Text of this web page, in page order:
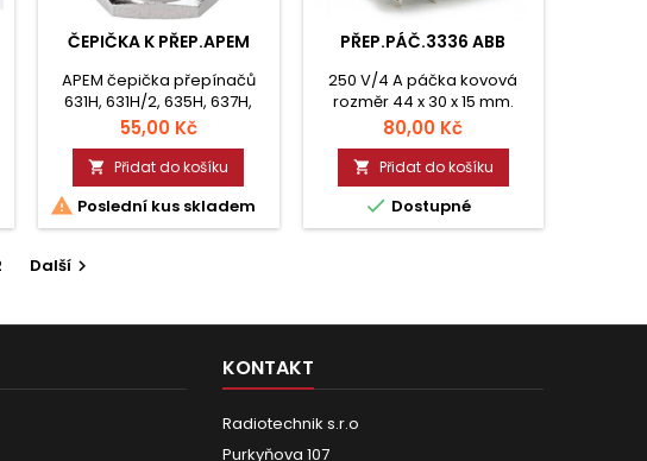
ČEPIČKA K PŘEP.APEM
APEM čepička přepínačů
631H, 631H/2, 635H, 637H,
637H/2, 637H/5, 638H, 639H,
644H, 646H-2, 647H, 649H-2
Cena
55,00 Kč
 Přidat do košíku
 Poslední kus skladem
PŘEP.PÁČ.3336 ABB
250 V/4 A páčka kovová
rozměr 44 x 30 x 15 mm.
Cena
80,00 Kč
 Přidat do košíku
 Dostupné
Další 
KONTAKT
Radiotechnik s.r.o
Purkyňova 107